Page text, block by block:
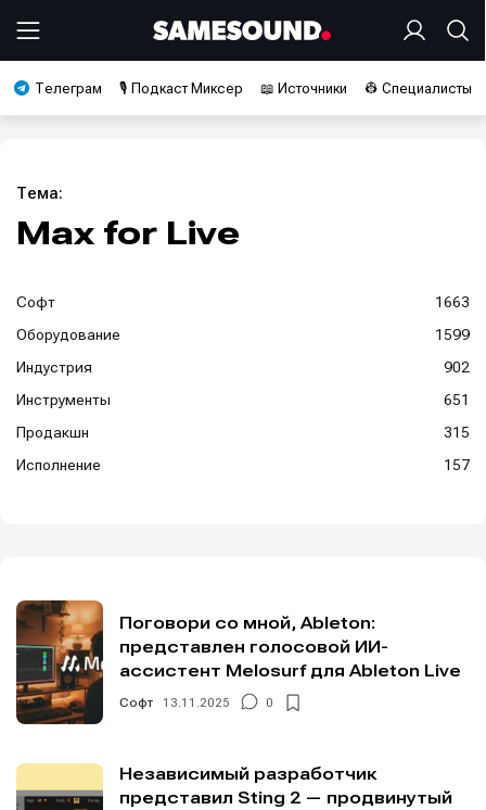
Телеграм 🎙️ Подкаст Миксер 📖 Источники 👷 Специалисты
Тема:
Max for Live
Софт
1663
Оборудование
1599
Индустрия
902
Инструменты
651
Продакшн
315
Исполнение
157
Поговори со мной, Ableton:
представлен голосовой ИИ-
ассистент Melosurf для Ableton Live
Софт 13.11.2025 0
Независимый разработчик
представил Sting 2 — продвинутый